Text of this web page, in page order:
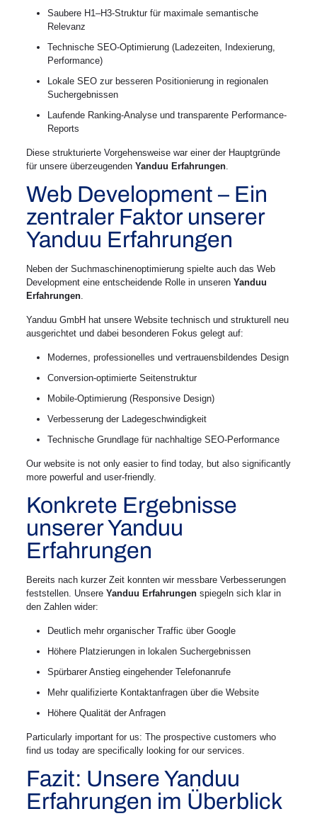
Saubere H1–H3-Struktur für maximale semantische
Relevanz
Technische SEO-Optimierung (Ladezeiten, Indexierung,
Performance)
Lokale SEO zur besseren Positionierung in regionalen
Suchergebnissen
Laufende Ranking-Analyse und transparente Performance-
Reports
Diese strukturierte Vorgehensweise war einer der Hauptgründe
für unsere überzeugenden Yanduu Erfahrungen.
Web Development – Ein
zentraler Faktor unserer
Yanduu Erfahrungen
Neben der Suchmaschinenoptimierung spielte auch das Web
Development eine entscheidende Rolle in unseren Yanduu
Erfahrungen.
Yanduu GmbH hat unsere Website technisch und strukturell neu
ausgerichtet und dabei besonderen Fokus gelegt auf:
Modernes, professionelles und vertrauensbildendes Design
Conversion-optimierte Seitenstruktur
Mobile-Optimierung (Responsive Design)
Verbesserung der Ladegeschwindigkeit
Technische Grundlage für nachhaltige SEO-Performance
Our website is not only easier to find today, but also significantly
more powerful and user-friendly.
Konkrete Ergebnisse
unserer Yanduu
Erfahrungen
Bereits nach kurzer Zeit konnten wir messbare Verbesserungen
feststellen. Unsere Yanduu Erfahrungenspiegeln sich klar in
den Zahlen wider:
Deutlich mehr organischer Traffic über Google
Höhere Platzierungen in lokalen Suchergebnissen
Spürbarer Anstieg eingehender Telefonanrufe
Mehr qualifizierte Kontaktanfragen über die Website
Höhere Qualität der Anfragen
Particularly important for us: The prospective customers who
find us today are specifically looking for our services.
Fazit: Unsere Yanduu
Erfahrungen im Überblick